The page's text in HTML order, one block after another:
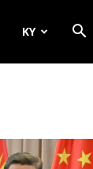
KY